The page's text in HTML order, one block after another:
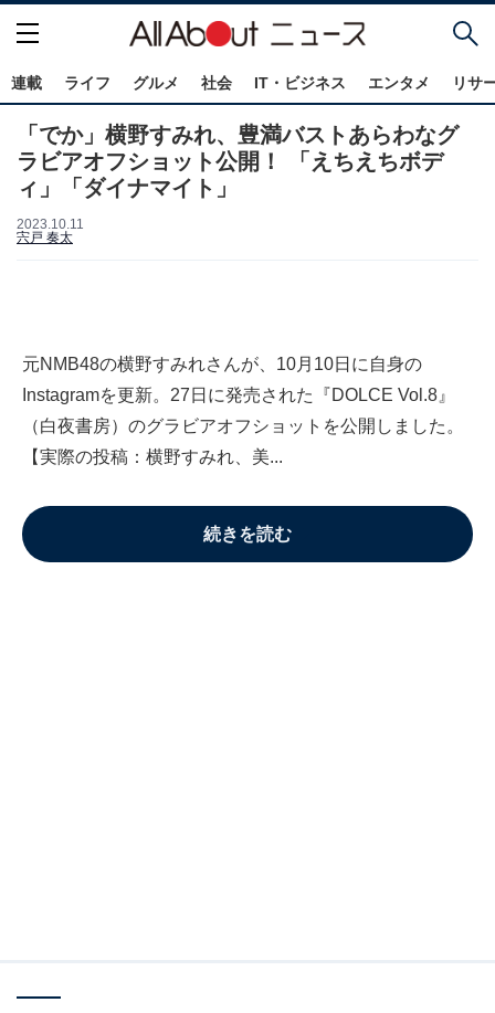
連載 ライフ グルメ 社会 IT・ビジネス エンタメ リサ
「でか」横野すみれ、豊満バストあらわなグ
ラビアオフショット公開！ 「えちえちボデ
ィ」「ダイナマイト」
2023.10.11
宍戸 奏太
元NMB48の横野すみれさんが、10月10日に自身の
Instagramを更新。27日に発売された『DOLCE Vol.8』
（白夜書房）のグラビアオフショットを公開しました。
【実際の投稿：横野すみれ、美...
続きを読む